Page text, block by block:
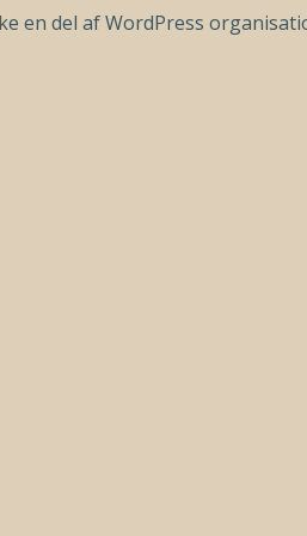
en del af WordPress